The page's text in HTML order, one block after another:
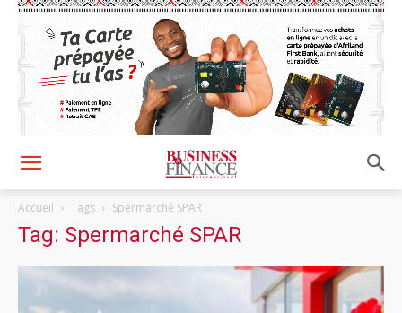
Accueil Tags Spermarché SPAR
Tag: Spermarché SPAR